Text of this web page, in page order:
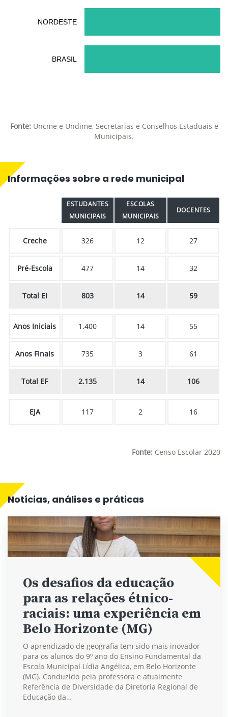
NORDESTE
BRASIL
Fonte:Uncme e Undime, Secretarias e Conselhos Estaduais e
Municipais.
Informações sobre a rede municipal
ESTUDANTES
MUNICIPAIS
ESCOLAS
MUNICIPAIS
DOCENTES
Creche 326 12 27
Pré-Escola 477 14 32
Total EI 803 14 59
Anos Iniciais 1.400 14 55
Anos Finais 735 3 61
Total EF 2.135 14 106
EJA 117 2 16
Fonte: Censo Escolar 2020
Notícias, análises e práticas
Os desafios da educação
para as relações étnico-
raciais: uma experiência em
Belo Horizonte (MG)
O aprendizado de geografia tem sido mais inovador
para os alunos do 9º ano do Ensino Fundamental da
Escola Municipal Lídia Angélica, em Belo Horizonte
(MG). Conduzido pela professora e atualmente
Referência de Diversidade da Diretoria Regional de
Educação da…